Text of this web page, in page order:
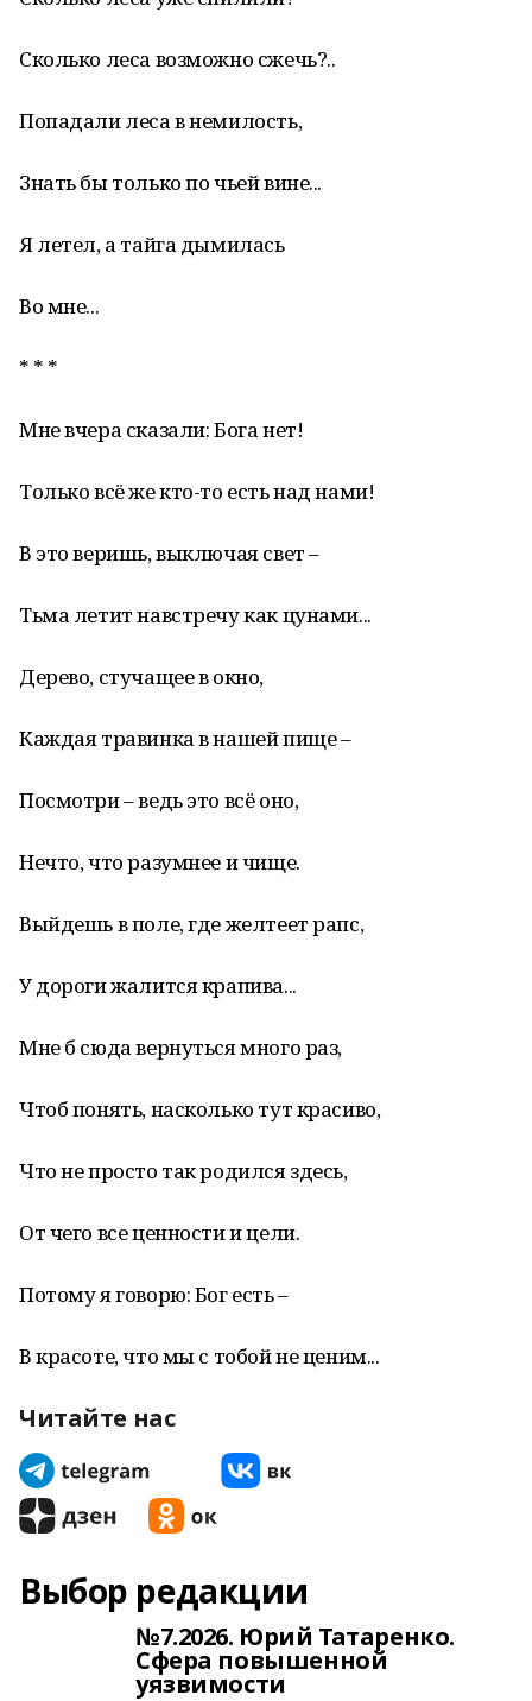
Сколько леса возможно сжечь?..
Попадали леса в немилость,
Знать бы только по чьей вине...
Я летел, а тайга дымилась
Во мне...
* * *
Мне вчера сказали: Бога нет!
Только всё же кто-то есть над нами!
В это веришь, выключая свет –
Тьма летит навстречу как цунами...
Дерево, стучащее в окно,
Каждая травинка в нашей пище –
Посмотри – ведь это всё оно,
Нечто, что разумнее и чище.
Выйдешь в поле, где желтеет рапс,
У дороги жалится крапива...
Мне б сюда вернуться много раз,
Чтоб понять, насколько тут красиво,
Что не просто так родился здесь,
От чего все ценности и цели.
Потому я говорю: Бог есть –
В красоте, что мы с тобой не ценим...
Читайте нас
Выбор редакции
№7.2026. Юрий Татаренко.
Сфера повышенной
уязвимости